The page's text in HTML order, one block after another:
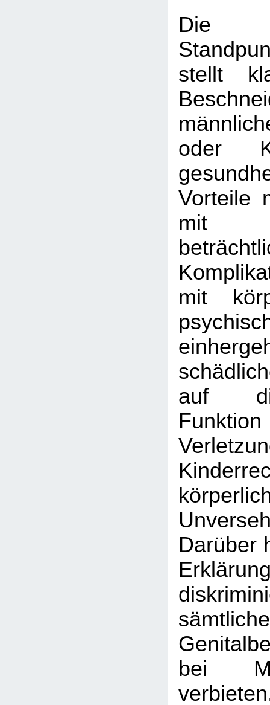
Die
stellt
oder
Vorteile
mit
mit
auf
Darüber
bei